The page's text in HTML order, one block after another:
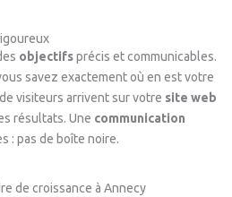
objectifsprécis et communicables.
savez exactement où en est votre
visiteurs arrivent sur votre site web
résultats. Une communication
: pas de boîte noire.
de croissance à Annecy